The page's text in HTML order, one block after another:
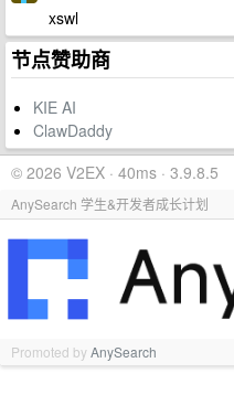
xswl
节点赞助商
KIE AI
ClawDaddy
© 2026 V2EX · 40ms · 3.9.8.5
AnySearch 学生&开发者成长计划
Promoted byAnySearch